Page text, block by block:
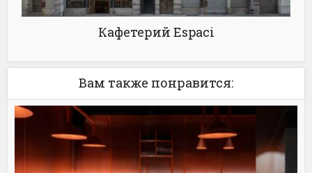
Кафетерий Espaci
Вам также понравится: